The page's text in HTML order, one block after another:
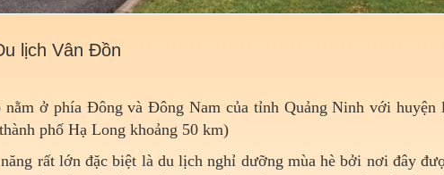
lịch Vân Đồn
nằm ở phía Đông và Đông Nam của tỉnh Quảng Ninh với huyện
phố Hạ Long khoảng 50 km)
rất lớn đặc biệt là du lịch nghỉ dưỡng mùa hè bởi nơi đây